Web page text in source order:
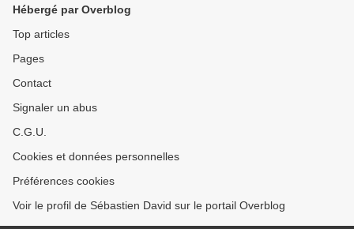
Hébergé par Overblog
Top articles
Pages
Contact
Signaler un abus
C.G.U.
Cookies et données personnelles
Préférences cookies
Voir le profil de Sébastien David sur le portail Overblog